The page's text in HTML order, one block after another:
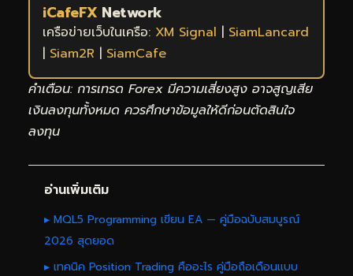
iCafeFX Network
เครือข่ายเว็บในเครือ: XM Signal | SiamLancard
| Siam2R | SiamCafe
คำเตือน: การเทรด Forex มีความเสี่ยงสูง อาจสูญเสีย
เงินลงทุนทั้งหมด ควรศึกษาข้อมูลให้ดีก่อนตัดสินใจ
ลงทุน
อ่านเพิ่มเติม
▸ MQL5 Programming เขียน EA — คู่มือฉบับสมบูรณ์
2026 สุดยอด
▸ เทคนิค Position Trading คืออะไร คู่มือถือเดือนแบบ